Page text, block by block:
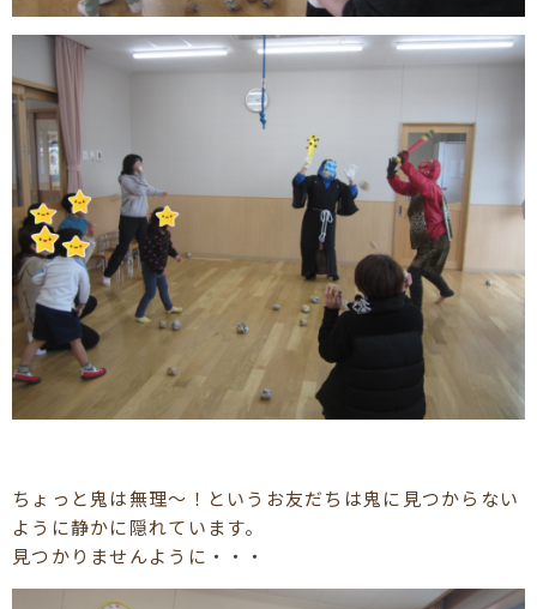
ちょっと鬼は無理～！というお友だちは鬼に見つからない
ように静かに隠れています。
見つかりませんように・・・